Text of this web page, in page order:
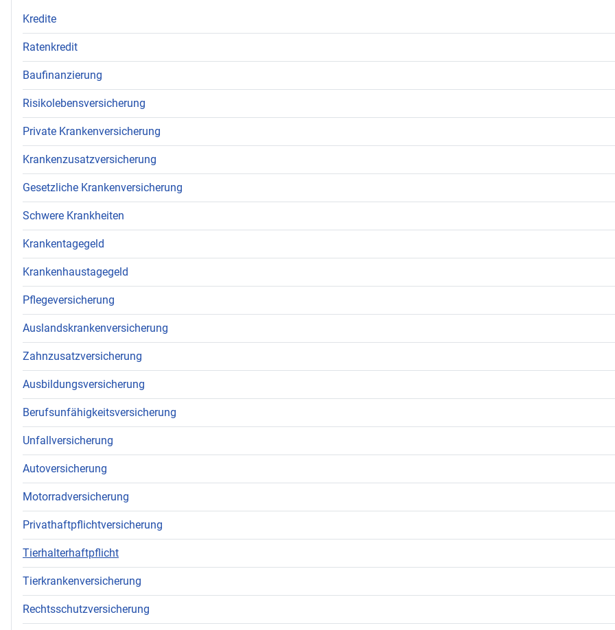
Kredite
Ratenkredit
Baufinanzierung
Risikolebensversicherung
Private Krankenversicherung
Krankenzusatzversicherung
Gesetzliche Krankenversicherung
Schwere Krankheiten
Krankentagegeld
Krankenhaustagegeld
Pflegeversicherung
Auslandskrankenversicherung
Zahnzusatzversicherung
Ausbildungsversicherung
Berufsunfähigkeitsversicherung
Unfallversicherung
Autoversicherung
Motorradversicherung
Privathaftpflichtversicherung
Tierhalterhaftpflicht
Tierkrankenversicherung
Rechtsschutzversicherung